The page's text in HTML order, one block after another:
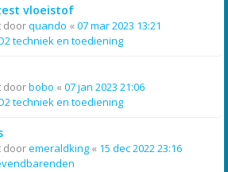
vloeistof
doorquando « 07 mar 2023 13:21
techniek en toediening
doorbobo « 07 jan 2023 21:06
techniek en toediening
dooremeraldking « 15 dec 2022 23:16